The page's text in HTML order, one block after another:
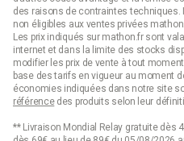
des raisons de contraintes
non éligibles aux ventes privées
Les prix indiqués sur mathon.fr sont
internet et dans la limite des stocks
modifier les prix de vente à tout
base des tarifs en vigueur au moment
économies indiquées dans notre site
référencedes produits selon leur
** Livraison Mondial Relay gratuite dès